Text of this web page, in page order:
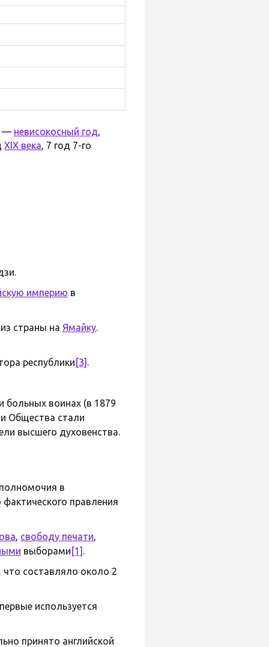
— невисокосный год,
XIX века, 7 год 7-го
империю в
страны на Ямайку.
республики [3] .
больных воинах (в 1879
Общества стали
высшего духовенства.
в
правления
, свободу печати,
выборами [1] .
что составляло около 2
используется
принято английской